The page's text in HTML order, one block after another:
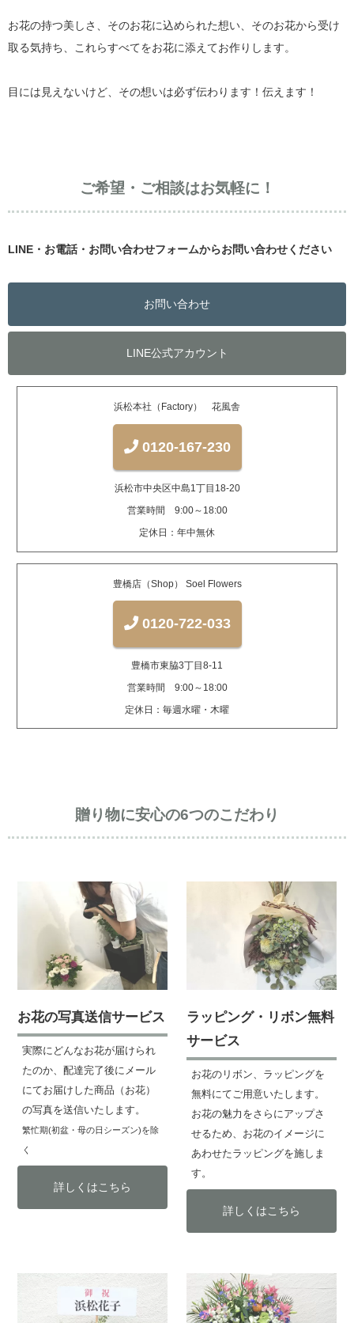
お花の持つ美しさ、そのお花に込められた想い、そのお花から受け
取る気持ち、これらすべてをお花に添えてお作りします。
目には見えないけど、その想いは必ず伝わります！伝えます！
ご希望・ご相談はお気軽に！
LINE・お電話・お問い合わせフォームからお問い合わせください
お問い合わせ
LINE公式アカウント
浜松本社（Factory） 花風舎
0120-167-230
浜松市中央区中島1丁目18-20
営業時間 9:00～18:00
定休日：年中無休
豊橋店（Shop） Soel Flowers
0120-722-033
豊橋市東脇3丁目8-11
営業時間 9:00～18:00
定休日：毎週水曜・木曜
贈り物に安心の6つのこだわり
お花の写真送信サービス
実際にどんなお花が届けられ
たのか、配達完了後にメール
にてお届けした商品（お花）
の写真を送信いたします。
繁忙期(初盆・母の日シーズン)を除
く
詳しくはこちら
ラッピング・リボン無料
サービス
お花のリボン、ラッピングを
無料にてご用意いたします。
お花の魅力をさらにアップさ
せるため、お花のイメージに
あわせたラッピングを施しま
す。
詳しくはこちら